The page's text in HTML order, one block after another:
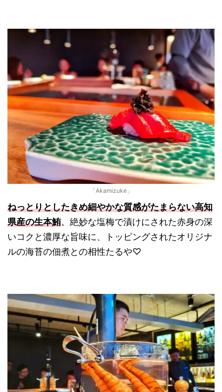
「Akamizuke」
ねっとりとしたきめ細やかな質感がたまらない高知
県産の生本鮪。絶妙な塩梅で漬けにされた赤身の深
いコクと濃厚な旨味に、トッピングされたオリジナ
ルの海苔の佃煮との相性たるや♡